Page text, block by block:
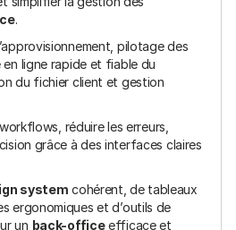
.
pilotage des
ligne rapide et fiable du
du fichier client et gestion
réduire les erreurs,
grâce à des interfaces claires
system cohérent, de tableaux
ergonomiques et d’outils de
un back-office efficace et